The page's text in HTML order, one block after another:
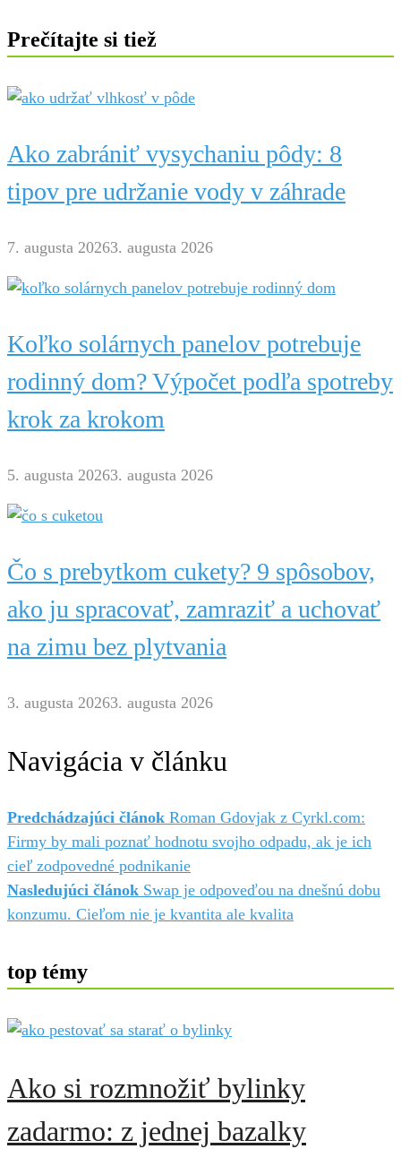
Prečítajte si tiež
Ako zabrániť vysychaniu pôdy: 8
tipov pre udržanie vody v záhrade
7. augusta 20263. augusta 2026
Koľko solárnych panelov potrebuje
rodinný dom? Výpočet podľa spotreby
krok za krokom
5. augusta 20263. augusta 2026
Čo s prebytkom cukety? 9 spôsobov,
ako ju spracovať, zamraziť a uchovať
na zimu bez plytvania
3. augusta 20263. augusta 2026
Navigácia v článku
Predchádzajúci článok Roman Gdovjak z Cyrkl.com:
Firmy by mali poznať hodnotu svojho odpadu, ak je ich
cieľ zodpovedné podnikanie
Nasledujúci článok Swap je odpoveďou na dnešnú dobu
konzumu. Cieľom nie je kvantita ale kvalita
top témy
Ako si rozmnožiť bylinky
zadarmo: z jednej bazalky